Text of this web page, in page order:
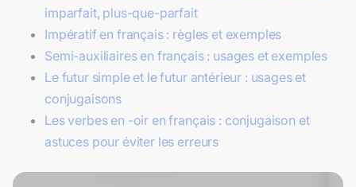
imparfait, plus-que-parfait
Impératif en français : règles et exemples
Semi-auxiliaires en français : usages et exemples
Le futur simple et le futur antérieur : usages et
conjugaisons
Les verbes en -oir en français : conjugaison et
astuces pour éviter les erreurs